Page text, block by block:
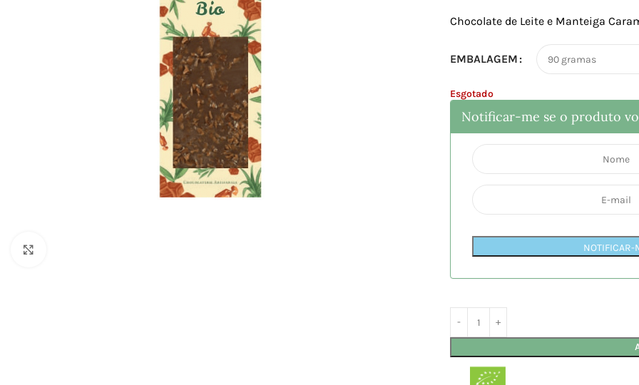
Chocolate de Leite e Manteiga
EMBALAGEM
Esgotado
Notificar-me se o produto
NOTIFICAR-